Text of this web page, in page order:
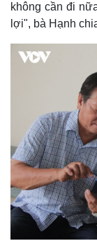
Quan sát
Cuộc sống đó đây
Hồ sơ
không cần đi
lợi", bà Hạnh